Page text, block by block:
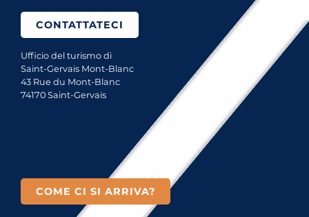
CONTATTATECI
Ufficio del turismo di
Saint-Gervais Mont-Blanc
43 Rue du Mont-Blanc
74170 Saint-Gervais
COME CI SI ARRIVA?